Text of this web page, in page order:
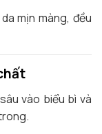
mịn màng, đều
vào biểu bì và